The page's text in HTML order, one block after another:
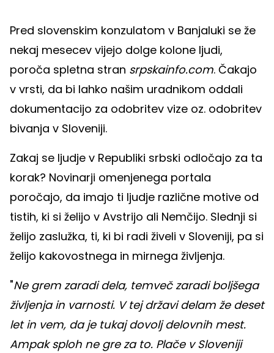
Pred slovenskim konzulatom v Banjaluki se že
nekaj mesecev vijejo dolge kolone ljudi,
poroča spletna stran srpskainfo.com. Čakajo
v vrsti, da bi lahko našim uradnikom oddali
dokumentacijo za odobritev vize oz. odobritev
bivanja v Sloveniji.
Zakaj se ljudje v Republiki srbski odločajo za ta
korak? Novinarji omenjenega portala
poročajo, da imajo ti ljudje različne motive od
tistih, ki si želijo v Avstrijo ali Nemčijo. Slednji si
želijo zaslužka, ti, ki bi radi živeli v Sloveniji, pa si
želijo kakovostnega in mirnega življenja.
"Ne grem zaradi dela, temveč zaradi boljšega
življenja in varnosti. V tej državi delam že deset
let in vem, da je tukaj dovolj delovnih mest.
Ampak sploh ne gre za to. Plače v Sloveniji